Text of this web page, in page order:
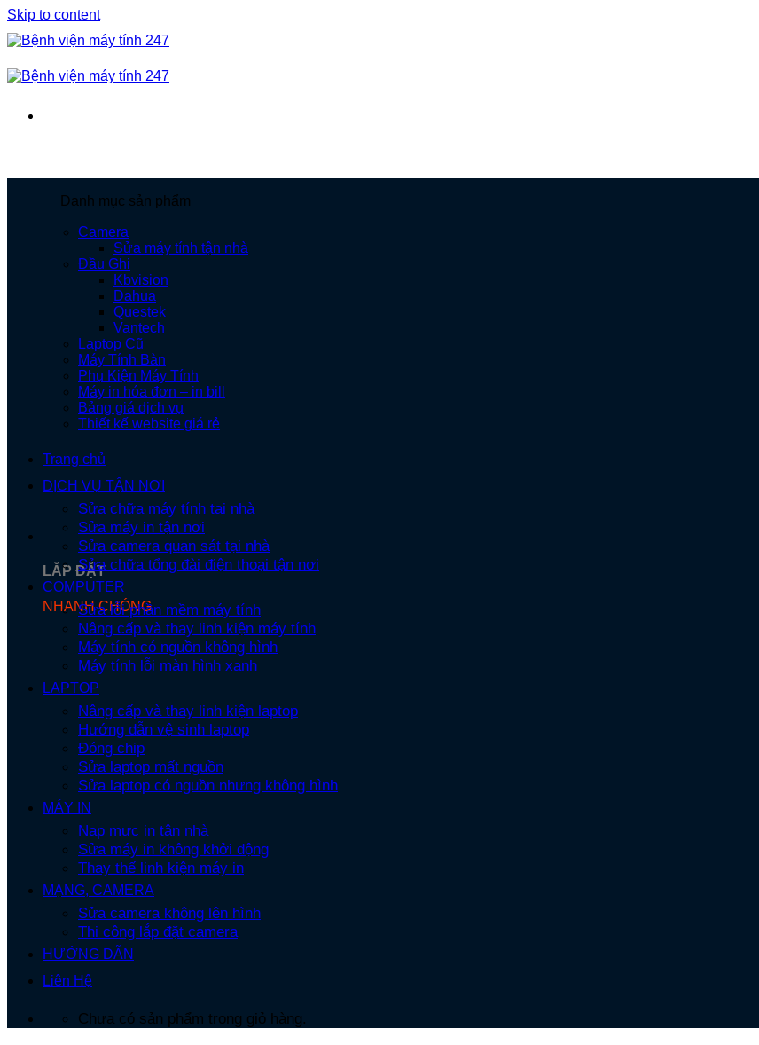
Skip to content
LẮP ĐẶT
NHANH CHÓNG
Danh mục sản phẩm
Camera
Sửa máy tính tận nhà
Đầu Ghi
Kbvision
Dahua
Questek
Vantech
Laptop Cũ
Máy Tính Bàn
Phụ Kiện Máy Tính
Máy in hóa đơn – in bill
Bảng giá dịch vụ
Thiết kế website giá rẻ
Trang chủ
DỊCH VỤ TẬN NƠI
Sửa chữa máy tính tại nhà
Sửa máy in tận nơi
Sửa camera quan sát tại nhà
Sửa chữa tổng đài điện thoại tận nơi
COMPUTER
Sửa lỗi phần mềm máy tính
Nâng cấp và thay linh kiện máy tính
Máy tính có nguồn không hình
Máy tính lỗi màn hình xanh
LAPTOP
Nâng cấp và thay linh kiện laptop
Hướng dẫn vệ sinh laptop
Đóng chip
Sửa laptop mất nguồn
Sửa laptop có nguồn nhưng không hình
MÁY IN
Nạp mực in tận nhà
Sửa máy in không khởi động
Thay thế linh kiện máy in
MẠNG, CAMERA
Sửa camera không lên hình
Thi công lắp đặt camera
HƯỚNG DẪN
Liên Hệ
Chưa có sản phẩm trong giỏ hàng.